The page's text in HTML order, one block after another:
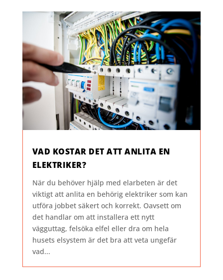
VAD KOSTAR DET ATT ANLITA EN
ELEKTRIKER?
När du behöver hjälp med elarbeten är det
viktigt att anlita en behörig elektriker som kan
utföra jobbet säkert och korrekt. Oavsett om
det handlar om att installera ett nytt
vägguttag, felsöka elfel eller dra om hela
husets elsystem är det bra att veta ungefär
vad...